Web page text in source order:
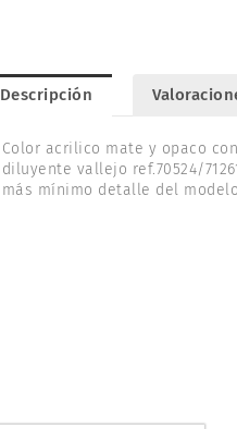
Descripción
Color acrilico mate y opaco
diluyente vallejo ref.70524/
más mínimo detalle del